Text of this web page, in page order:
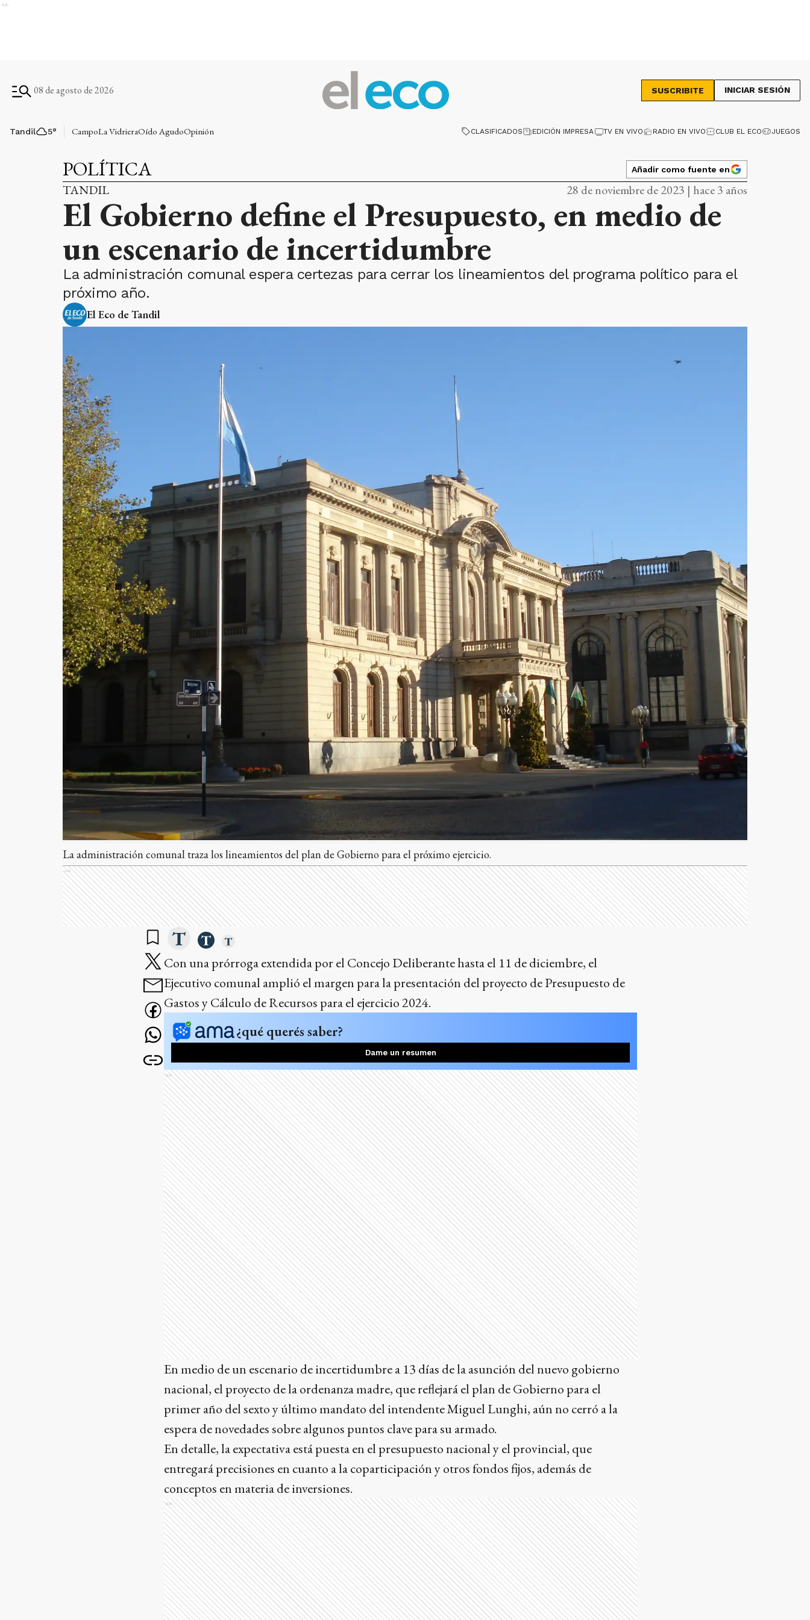
Ads
08 de agosto de 2026 SUSCRIBITE INICIAR SESIÓN
Tandil 5° CampoLa VidrieraOído AgudoOpinión CLASIFICADOS EDICIÓN IMPRESA TV EN VIVO RADIO EN VIVO CLUB EL ECO JUEGOS
POLÍTICA Añadir como fuente en
TANDIL 28 de noviembre de 2023 | hace 3 años
El Gobierno define el Presupuesto, en medio de
un escenario de incertidumbre
La administración comunal espera certezas para cerrar los lineamientos del programa político para el
próximo año.
El Eco de Tandil
La administración comunal traza los lineamientos del plan de Gobierno para el próximo ejercicio.
Ads
Con una prórroga extendida por el Concejo Deliberante hasta el 11 de diciembre, el
Ejecutivo comunal amplió el margen para la presentación del proyecto de Presupuesto de
Gastos y Cálculo de Recursos para el ejercicio 2024.
¿qué querés saber?
Dame un resumen
Ads
En medio de un escenario de incertidumbre a 13 días de la asunción del nuevo gobierno
nacional, el proyecto de la ordenanza madre, que reflejará el plan de Gobierno para el
primer año del sexto y último mandato del intendente Miguel Lunghi, aún no cerró a la
espera de novedades sobre algunos puntos clave para su armado.
En detalle, la expectativa está puesta en el presupuesto nacional y el provincial, que
entregará precisiones en cuanto a la coparticipación y otros fondos fijos, además de
conceptos en materia de inversiones.
Ads